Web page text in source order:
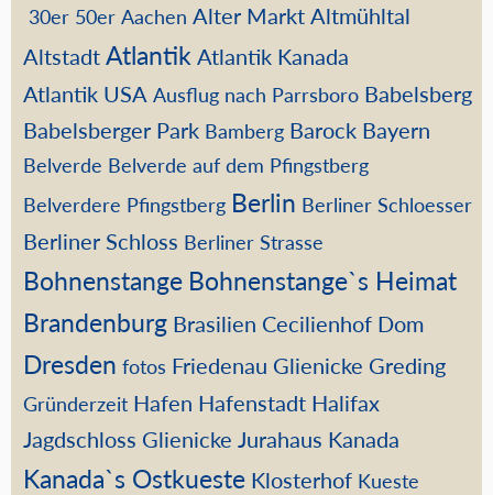
30er 50er Aachen Alter Markt Altmühltal
Altstadt Atlantik Atlantik Kanada
Atlantik USA Ausflug nach Parrsboro Babelsberg
Babelsberger Park Bamberg Barock Bayern
Belverde Belverde auf dem Pfingstberg
Belverdere Pfingstberg Berlin Berliner Schloesser
Berliner Schloss Berliner Strasse
Bohnenstange Bohnenstange`s Heimat
Brandenburg Brasilien Cecilienhof Dom
Dresden fotos Friedenau Glienicke Greding
Gründerzeit Hafen Hafenstadt Halifax
Jagdschloss Glienicke Jurahaus Kanada
Kanada`s Ostkueste Klosterhof Kueste